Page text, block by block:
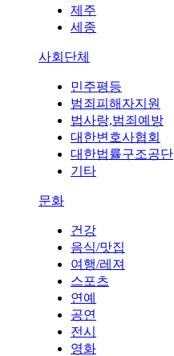
제주
세종
사회단체
민주평등
범죄피해자지원
법사랑,범죄예방
대한변호사협회
대한법률구조공단
기타
문화
건강
음식/맛집
여행/레져
스포츠
연예
공연
전시
영화